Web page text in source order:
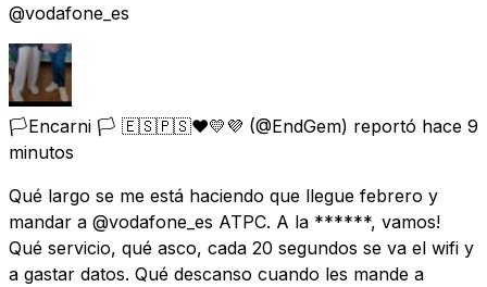
@vodafone_es
🏳️Encarni 🏳️ 🇪🇸🇵🇸❤️💛💜 (@EndGem) reportó hace 9
minutos
Qué largo se me está haciendo que llegue febrero y
mandar a @vodafone_es ATPC. A la ******, vamos!
Qué servicio, qué asco, cada 20 segundos se va el wifi y
a gastar datos. Qué descanso cuando les mande a